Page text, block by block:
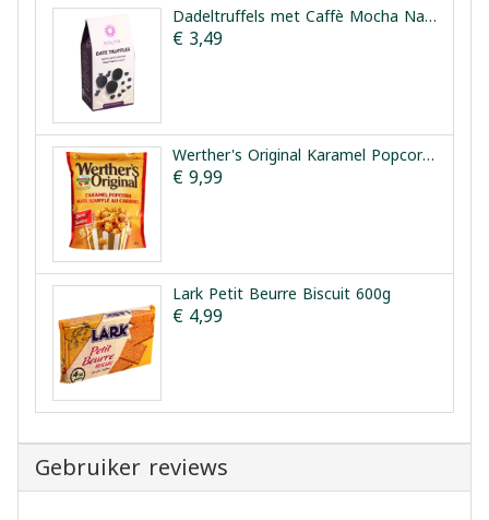
Dadeltruffels met Caffè Mocha Nalya 150g
€ 3,49
Werther's Original Karamel Popcorn Classic 624g
€ 9,99
Lark Petit Beurre Biscuit 600g
€ 4,99
Gebruiker reviews